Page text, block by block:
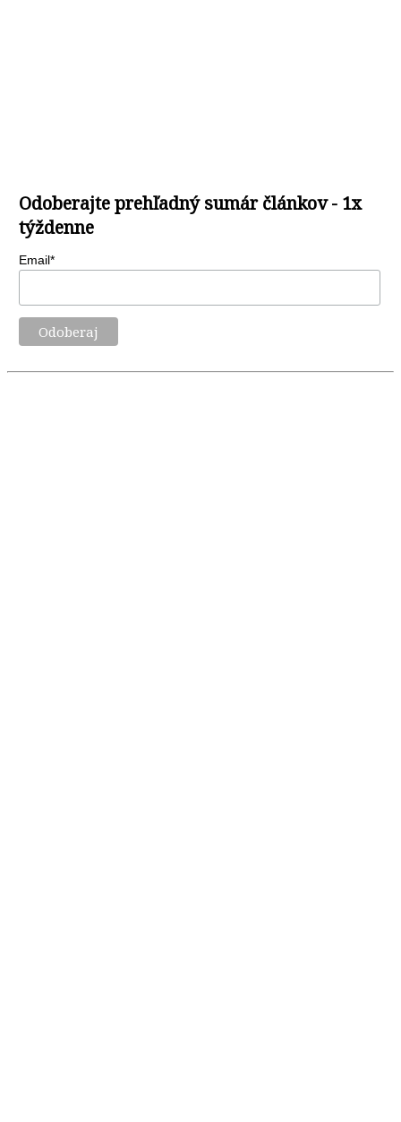
Odoberajte prehľadný sumár článkov - 1x
týždenne
Email*